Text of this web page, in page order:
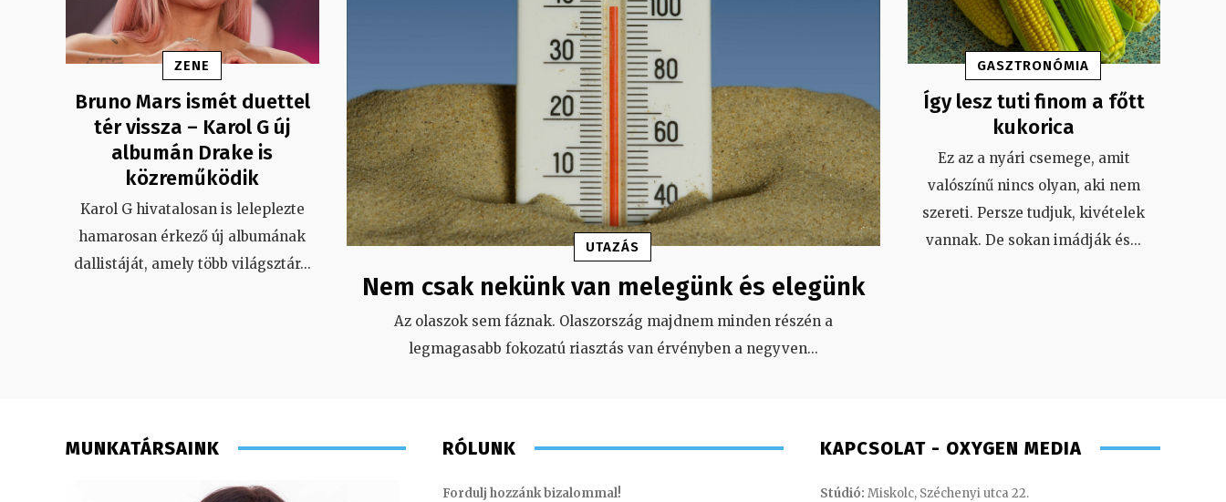
ZENE
Bruno Mars ismét duettel
tér vissza – Karol G új
albumán Drake is
közreműködik
Karol G hivatalosan is leleplezte
hamarosan érkező új albumának
dallistáját, amely több világsztár...
UTAZÁS
Nem csak nekünk van melegünk és elegünk
Az olaszok sem fáznak. Olaszország majdnem minden részén a
legmagasabb fokozatú riasztás van érvényben a negyven...
GASZTRONÓMIA
Így lesz tuti finom a főtt
kukorica
Ez az a nyári csemege, amit
valószínű nincs olyan, aki nem
szereti. Persze tudjuk, kivételek
vannak. De sokan imádják és...
MUNKATÁRSAINK RÓLUNK
Fordulj hozzánk bizalommal!
KAPCSOLAT - OXYGEN MEDIA
Stúdió: Miskolc, Széchenyi utca 22.